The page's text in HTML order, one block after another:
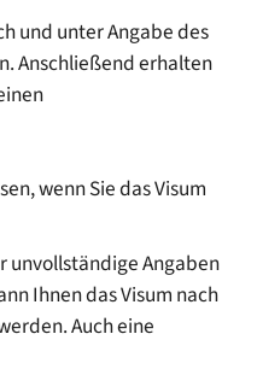
und unter Angabe des
Anschließend erhalten
wenn Sie das Visum
unvollständige Angaben
Ihnen dasVisum nach
Auch eine